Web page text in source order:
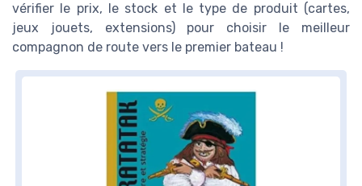
vérifier le prix, le stock et le type de produit (cartes,
jeux jouets, extensions) pour choisir le meilleur
compagnon de route vers le premier bateau !